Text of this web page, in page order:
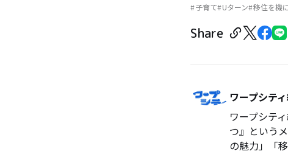
子育て Uターン 移住を機
Share
ワープシテ
ワープシテ
つ』という
の魅力」「